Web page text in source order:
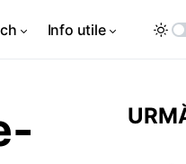
Info utile